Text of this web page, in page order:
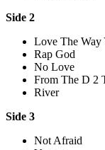
Side 2
Love The Way
Rap God
No Love
From The D 2
River
Side 3
Not Afraid